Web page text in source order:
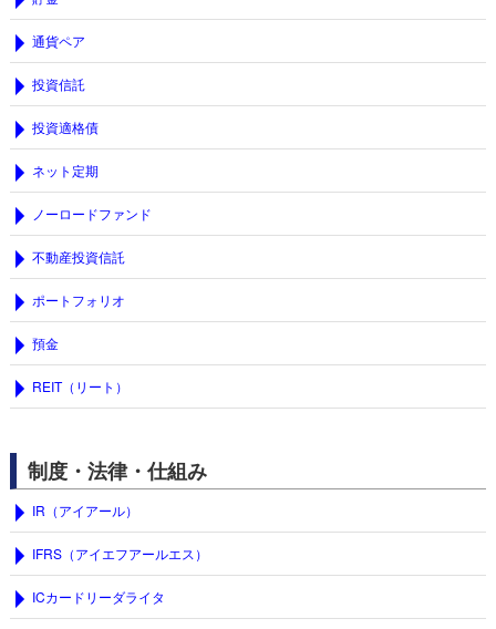
通貨ペア
投資信託
投資適格債
ネット定期
ノーロードファンド
不動産投資信託
ポートフォリオ
預金
REIT（リート）
制度・法律・仕組み
IR（アイアール）
IFRS（アイエフアールエス）
ICカードリーダライタ